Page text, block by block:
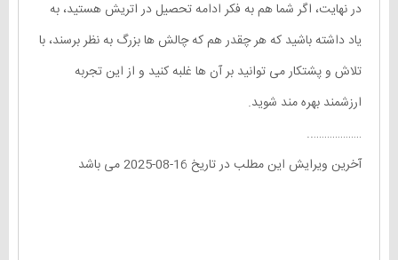
در نهایت، اگر شما هم به فکر ادامه تحصیل در اتریش هستید، به
یاد داشته باشید که هر چقدر هم که چالش ها بزرگ به نظر برسند، با
تلاش و پشتکار می توانید بر آن ها غلبه کنید و از این تجربه
ارزشمند بهره مند شوید.
………………..
آخرین ویرایش این مطلب در تاریخ 16-08-2025 می باشد